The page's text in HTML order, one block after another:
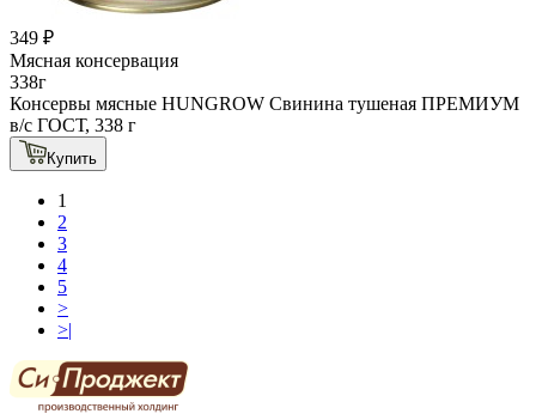
349 ₽
Мясная консервация
338г
Консервы мясные HUNGROW Свинина тушеная ПРЕМИУМ
в/с ГОСТ, 338 г
Купить
1
2
3
4
5
>
>|